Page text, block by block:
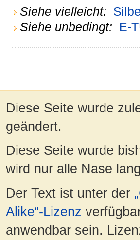
Siehe vielleicht:
Siehe unbedingt:
E-
Diese Seite wurde
geändert.
Diese Seite wurde
wird nur alle Nase
Der Text ist unter der
Alike“-Lizenz
anwendbar sein.